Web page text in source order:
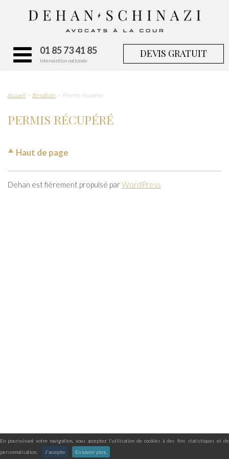
En poursuivant votre navigation, vous acceptez l'utilisation de cookies à des fins statistiques et de
personnalisation.
J'accepte En savoir plus.
01 85 73 41 85
Intervention nationale
DEVIS GRATUIT
Accueil Résultats Permis récupéré
PERMIS RÉCUPÉRÉ
Haut de page
Dehan est fièrement propulsé parWordPress